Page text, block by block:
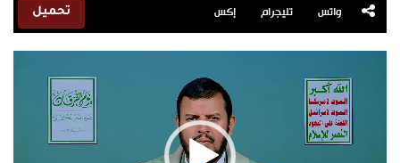
واتس تليجرام إكس تحميل
الفيديو